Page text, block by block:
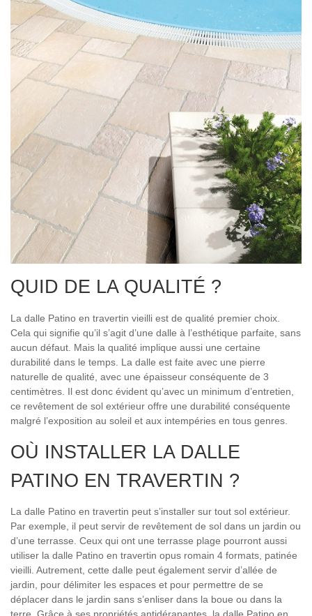
QUID DE LA QUALITÉ ?
La dalle Patino en travertin vieilli est de qualité premier choix.
Cela qui signifie qu’il s’agit d’une dalle à l’esthétique parfaite, sans
aucun défaut. Mais la qualité implique aussi une certaine
durabilité dans le temps. La dalle est faite avec une pierre
naturelle de qualité, avec une épaisseur conséquente de 3
centimètres. Il est donc évident qu’avec un minimum d’entretien,
ce revêtement de sol extérieur offre une durabilité conséquente
malgré l’exposition au soleil et aux intempéries en tous genres.
OÙ INSTALLER LA DALLE
PATINO EN TRAVERTIN ?
La dalle Patino en travertin peut s’installer sur tout sol extérieur.
Par exemple, il peut servir de revêtement de sol dans un jardin ou
d’une terrasse. Ceux qui ont une terrasse plage pourront aussi
utiliser la dalle Patino en travertin opus romain 4 formats, patinée
vieilli. Autrement, cette dalle peut également servir d’allée de
jardin, pour délimiter les espaces et pour permettre de se
déplacer dans le jardin sans s’enliser dans la boue ou dans la